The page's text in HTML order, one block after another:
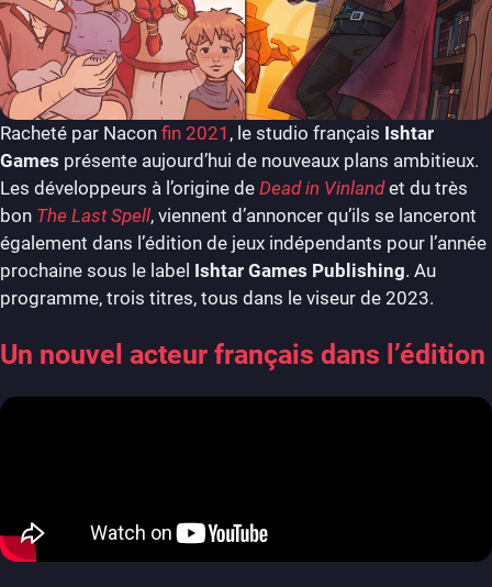
Racheté par Nacon fin 2021 , le studio français Ishtar
Games présente aujourd’hui de nouveaux plans ambitieux.
Les développeurs à l’origine de Dead in Vinlandet du très
bon The Last Spell, viennent d’annoncer qu’ils se lanceront
également dans l’édition de jeux indépendants pour l’année
prochaine sous le label Ishtar Games Publishing. Au
programme, trois titres, tous dans le viseur de 2023.
Un nouvel acteur français dans l’édition